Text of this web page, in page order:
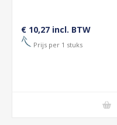
€ 10,27 incl. BTW
Prijs per 1 stuks